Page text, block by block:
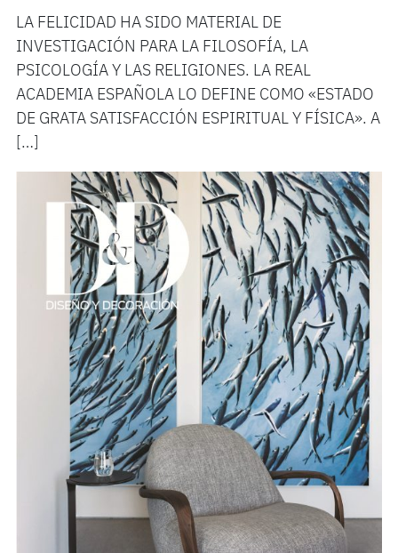
LA FELICIDAD HA SIDO MATERIAL DE
INVESTIGACIÓN PARA LA FILOSOFÍA, LA
PSICOLOGÍA Y LAS RELIGIONES. LA REAL
ACADEMIA ESPAÑOLA LO DEFINE COMO «ESTADO
DE GRATA SATISFACCIÓN ESPIRITUAL Y FÍSICA». A
[…]